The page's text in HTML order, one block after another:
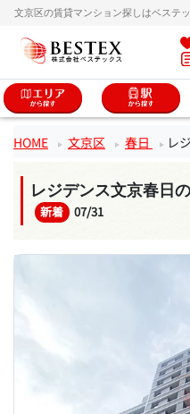
文京区の賃貸マンション探しはベステ
HOME 文京区 春日 レ
レジデンス文京春日
新着 07/31